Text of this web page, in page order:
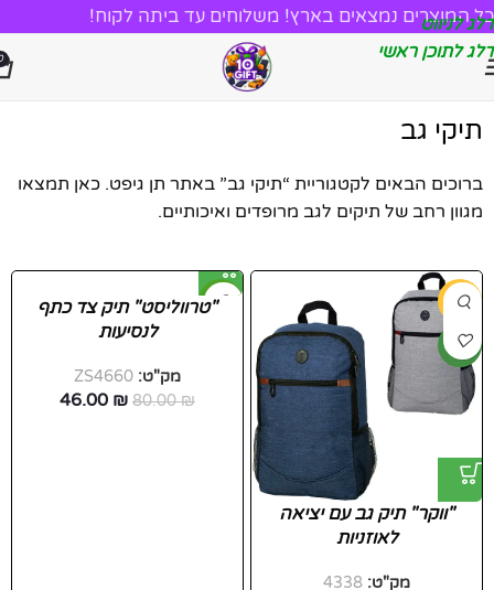
דלג לניווט
דלג לתוכן ראשי
כל המוצרים נמצאים בארץ! משלוחים עד ביתה לקוח!
תיקי גב
ברוכים הבאים לקטגוריית “תיקי גב” באתר תן גיפט. כאן תמצאו
מגוון רחב של תיקים לגב מרופדים ואיכותיים.
-50%
חדש
"ווקר" תיק גב עם יציאה
לאוזניות
מק"ט: 4338
-43%"טרווליסט" תיק צד כתף
לנסיעות
מק"ט: ZS4660
80.00₪
46.00 ₪